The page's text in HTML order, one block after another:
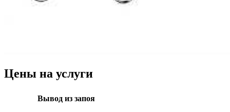
Цены на услуги
Вывод из запоя